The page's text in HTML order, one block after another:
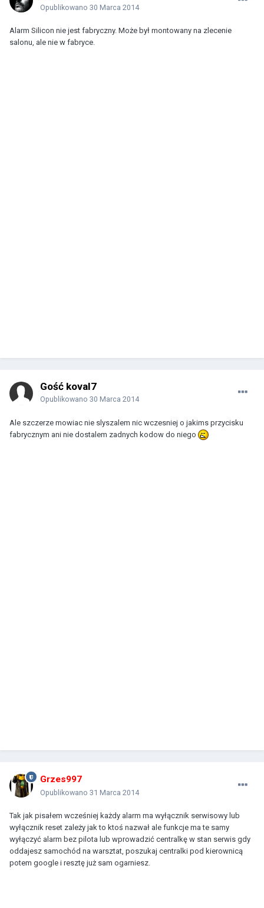
Opublikowano 30 Marca 2014
Alarm Silicon nie jest fabryczny. Może był montowany na zlecenie
salonu, ale nie w fabryce.
Gość koval7
Opublikowano 30 Marca 2014
Ale szczerze mowiac nie slyszalem nic wczesniej o jakims przycisku
fabrycznym ani nie dostalem zadnych kodow do niego
Grzes997
Opublikowano 31 Marca 2014
Tak jak pisałem wcześniej każdy alarm ma wyłącznik serwisowy lub
wyłącznik reset zależy jak to ktoś nazwał ale funkcje ma te samy
wyłączyć alarm bez pilota lub wprowadzić centralkę w stan serwis gdy
oddajesz samochód na warsztat, poszukaj centralki pod kierownicą
potem google i resztę już sam ogarniesz.